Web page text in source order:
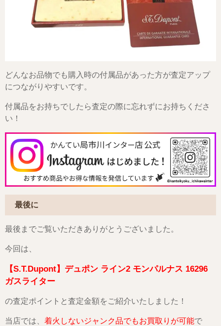
どんなお品物でも購入時の付属品があった方が査定アップ
につながりやすいです。
付属品をお持ちでしたら査定の際に忘れずにお持ちくださ
い！
最後に
最後までご覧いただきありがとうございました。
今回は、
【S.T.Dupont】デュポン ライン2 モンパルナス 16296
ガスライター
の査定ポイントと査定金額をご紹介いたしました！
当店では、 着火しないジャンク品でもお買取りが可能で